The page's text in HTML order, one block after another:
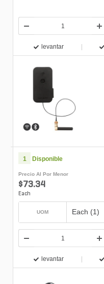
levantar
1 Disponible
Precio Al Por Menor
$73.34
Each
UOM Each (1)
levantar